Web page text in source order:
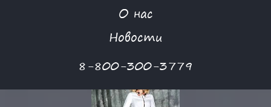
О нас
Новости
8-800-300-3779